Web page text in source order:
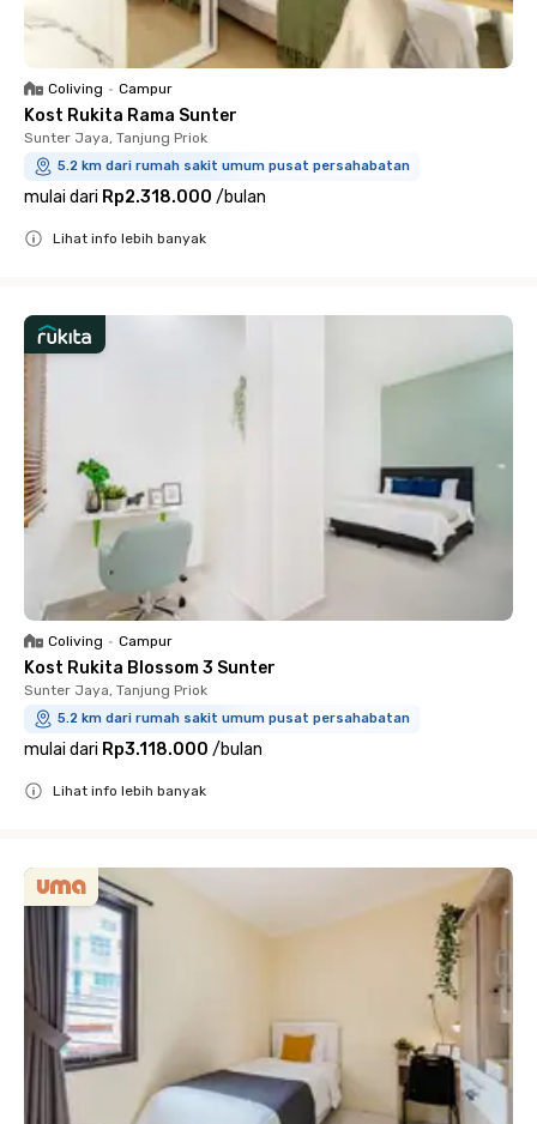
Coliving • Campur
Kost Rukita Rama Sunter
Sunter Jaya, Tanjung Priok
5.2 km dari rumah sakit umum pusat persahabatan
mulai dari Rp2.318.000 /bulan
Lihat info lebih banyak
Coliving • Campur
Kost Rukita Blossom 3 Sunter
Sunter Jaya, Tanjung Priok
5.2 km dari rumah sakit umum pusat persahabatan
mulai dari Rp3.118.000 /bulan
Lihat info lebih banyak